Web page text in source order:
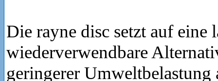
Die rayne disc setzt auf eine
wiederverwendbare
geringerer Umweltbelastung